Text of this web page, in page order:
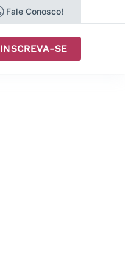
Fale Conosco!
INSCREVA-SE